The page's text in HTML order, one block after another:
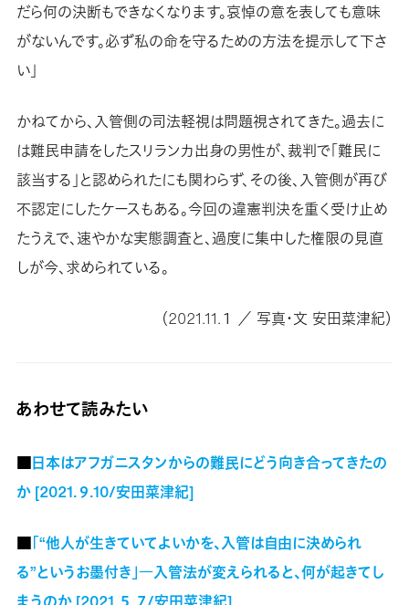
だら何の決断もできなくなります。哀悼の意を表しても意味
がないんです。必ず私の命を守るための方法を提示して下さ
い」
かねてから、入管側の司法軽視は問題視されてきた。過去に
は難民申請をしたスリランカ出身の男性が、裁判で「難民に
該当する」と認められたにも関わらず、その後、入管側が再び
不認定にしたケースもある。今回の違憲判決を重く受け止め
たうえで、速やかな実態調査と、過度に集中した権限の見直
しが今、求められている。
（2021.11.１ ／ 写真・文 安田菜津紀）
あわせて読みたい
■日本はアフガニスタンからの難民にどう向き合ってきたの
か [2021.９.10/安田菜津紀]
■「“他人が生きていてよいかを、入管は自由に決められ
る”というお墨付き」―入管法が変えられると、何が起きてし